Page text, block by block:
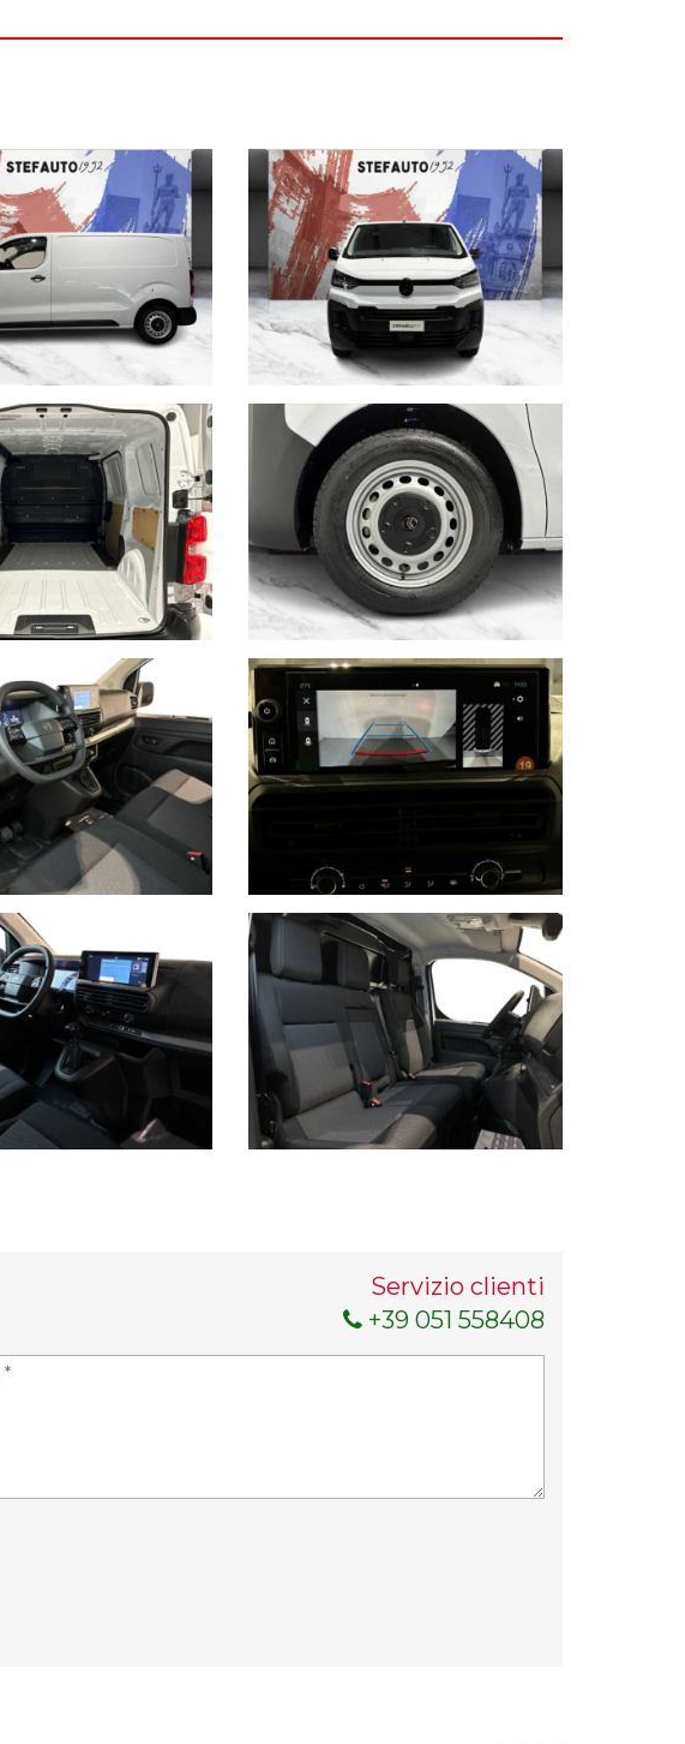
acquistare senza pensieri da qualunque parte d’Italia.
presente in Concessionaria. Vi invitiamo a verificare le
anti inquinamento, accessori, ecc. pubblicate nei
quanto non ci è possibile intervenire su eventuali errori di
Servizio clienti
+39 051 558408